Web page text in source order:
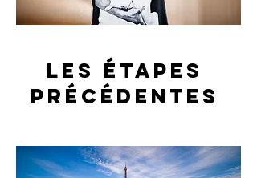
Les étapes
précédentes